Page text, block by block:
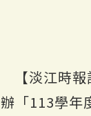
【淡江時
辦「113學年